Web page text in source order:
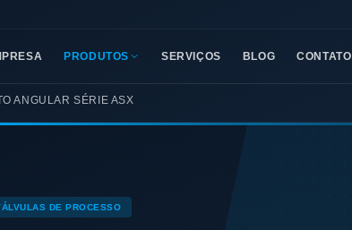
PRODUTOS SERVIÇOS BLOG CONTATO
ANGULAR SÉRIE ASX
DE PROCESSO